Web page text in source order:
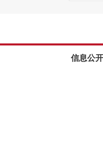
信息公开